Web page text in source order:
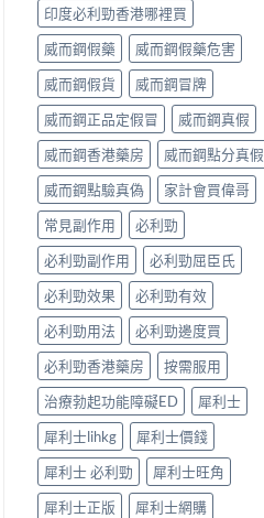
續
完
整
指
南：
30
分
鐘
見
效、
最
長
36
小
時、
正
確
用
法
與
香
港
合
法
購
買〉
中
劑
量
選
擇
與
安
全
性
完
整
解
析〉
中
印度必利勁香港哪裡買
威而鋼假藥
威而鋼假藥危害
威而鋼假貨
威而鋼冒牌
威而鋼正品定假冒
威而鋼真假
威而鋼香港藥房
威而鋼點分真假
威而鋼點驗真偽
家計會買偉哥
常見副作用
必利勁
必利勁副作用
必利勁屈臣氏
必利勁效果
必利勁有效
必利勁用法
必利勁邊度買
必利勁香港藥房
按需服用
治療勃起功能障礙ED
犀利士
犀利士lihkg
犀利士價錢
犀利士 必利勁
犀利士旺角
犀利士正版
犀利士網購